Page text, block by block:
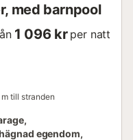
med barnpool
1 096 kr per natt
till stranden
egendom,